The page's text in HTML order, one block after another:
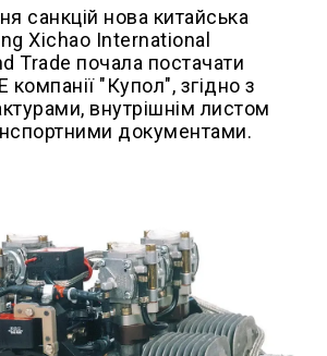
санкцій нова китайська
Xichao International
Trade почала постачати
компанії "Купол", згідно з
внутрішнім листом
документами.